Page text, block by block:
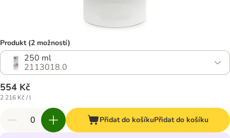
Produkt (2 možností)
250 ml
2113018.0
554 Kč
2 216 Kč / l
Přidat do košíkuPřidat do košíku